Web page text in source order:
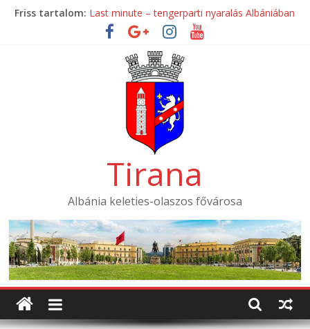
SkipFriss tartalom: Last minute – tengerparti nyaralás Albániában
Mondial Hotel ****
Mak Albania Hotel *****
La Bohème Hotel ****
Tirana International Hotel ****
Tirana
Albánia keleties-olaszos fővárosa